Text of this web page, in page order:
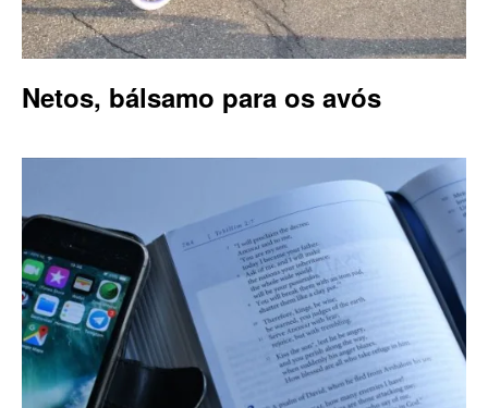
Netos, bálsamo para os avós